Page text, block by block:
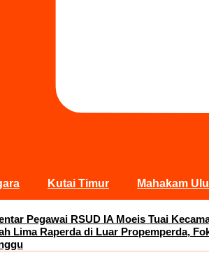
Kutai Timur Mahakam Ulu
Pegawai RSUD IA Moeis Tuai
Lima Raperda di Luar Propemperda,